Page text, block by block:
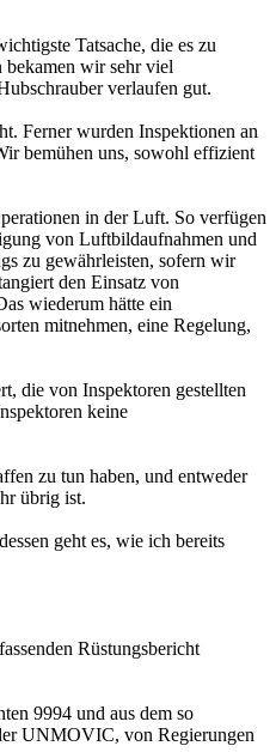
Tatsache, die es zu
wir sehr viel
verlaufen gut.
Ferner wurden Inspektionen an
bemühen uns, sowohl effizient
in der Luft. So verfügen
von Luftbildaufnahmen und
zu gewährleisten, sofern wir
den Einsatz von
wiederum hätte ein
mitnehmen, eine Regelung,
die von Inspektoren gestellten
keine
zu tun haben, und entweder
übrig ist.
geht es, wie ich bereits
Rüstungsbericht
9994 und aus dem so
UNMOVIC, von Regierungen